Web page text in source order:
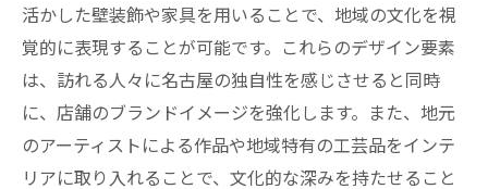
活かした壁装飾や家具を用いることで、地域の文化を視
覚的に表現することが可能です。これらのデザイン要素
は、訪れる人々に名古屋の独自性を感じさせると同時
に、店舗のブランドイメージを強化します。また、地元
のアーティストによる作品や地域特有の工芸品をインテ
リアに取り入れることで、文化的な深みを持たせること